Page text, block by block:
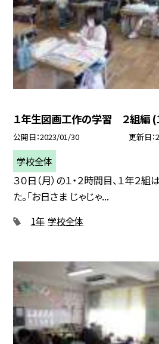
１年生図画工作の学習 ２組編
公開日 2023/01/30 更新日
学校全体
３０日（月）の１・２時間目、１年２
た。「お日さま じゃじゃ...
1年 学校全体